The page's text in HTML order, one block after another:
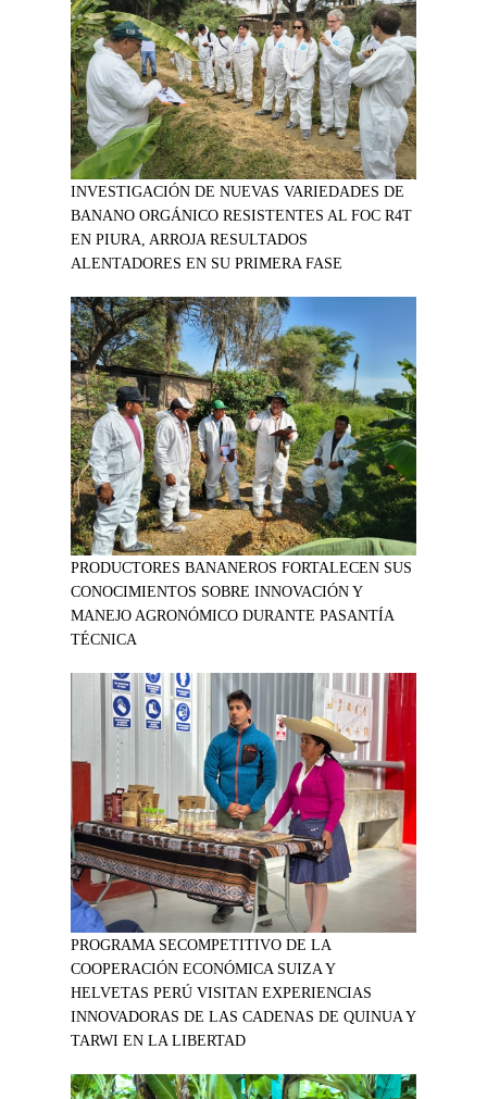
INVESTIGACIÓN DE NUEVAS VARIEDADES DE
BANANO ORGÁNICO RESISTENTES AL FOC R4T
EN PIURA, ARROJA RESULTADOS
ALENTADORES EN SU PRIMERA FASE
PRODUCTORES BANANEROS FORTALECEN SUS
CONOCIMIENTOS SOBRE INNOVACIÓN Y
MANEJO AGRONÓMICO DURANTE PASANTÍA
TÉCNICA
PROGRAMA SECOMPETITIVO DE LA
COOPERACIÓN ECONÓMICA SUIZA Y
HELVETAS PERÚ VISITAN EXPERIENCIAS
INNOVADORAS DE LAS CADENAS DE QUINUA Y
TARWI EN LA LIBERTAD